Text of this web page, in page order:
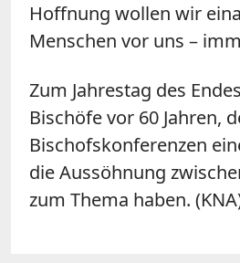
Hoffnung wollen wir
Menschen vor uns –
Zum Jahrestag des
Bischöfe vor 60 Jahren,
Bischofskonferenzen
die Aussöhnung
zum Thema haben.